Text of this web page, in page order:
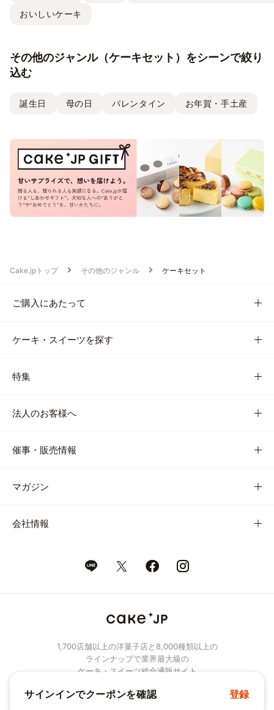
おいしいケーキ
その他のジャンル（ケーキセット）をシーンで絞り
込む
誕生日 母の日 バレンタイン お年賀・手土産
Cake.jpトップ その他のジャンル ケーキセット
ご購入にあたって
ケーキ・スイーツを探す
特集
法人のお客様へ
催事・販売情報
マガジン
会社情報
1,700店舗以上の洋菓子店と8,000種類以上の
ラインナップで業界最大級の
ケーキ・スイーツ総合通販サイト
© Cake.jp Co., Ltd.
サインインでクーポンを確認 登録